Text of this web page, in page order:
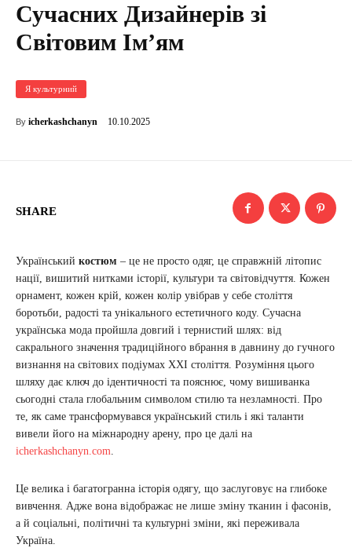
Сучасних Дизайнерів зі
Світовим Ім’ям
Я культурний
By icherkashchanyn 10.10.2025
SHARE
Український костюм – це не просто одяг, це справжній літопис
нації, вишитий нитками історії, культури та світовідчуття. Кожен
орнамент, кожен крій, кожен колір увібрав у себе століття
боротьби, радості та унікального естетичного коду. Сучасна
українська мода пройшла довгий і тернистий шлях: від
сакрального значення традиційного вбрання в давнину до гучного
визнання на світових подіумах XXI століття. Розуміння цього
шляху дає ключ до ідентичності та пояснює, чому вишиванка
сьогодні стала глобальним символом стилю та незламності. Про
те, як саме трансформувався український стиль і які таланти
вивели його на міжнародну арену, про це далі на
icherkashchanyn.com.
Це велика і багатогранна історія одягу, що заслуговує на глибоке
вивчення. Адже вона відображає не лише зміну тканин і фасонів,
а й соціальні, політичні та культурні зміни, які переживала
Україна.